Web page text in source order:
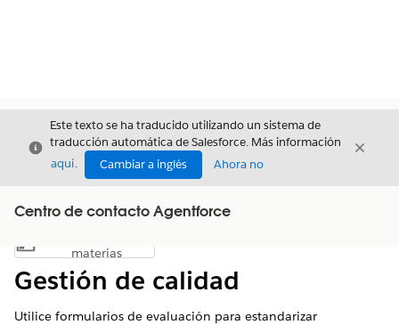
Cerrar
Este texto se ha traducido utilizando un sistema de
traducción automática de Salesforce. Más información
aquí. Cambiar a inglés Ahora no
Cerrar
Centro de contacto Agentforce
Mostrar índice de materias
materias
Gestión de calidad
Utilice formularios de evaluación para estandarizar